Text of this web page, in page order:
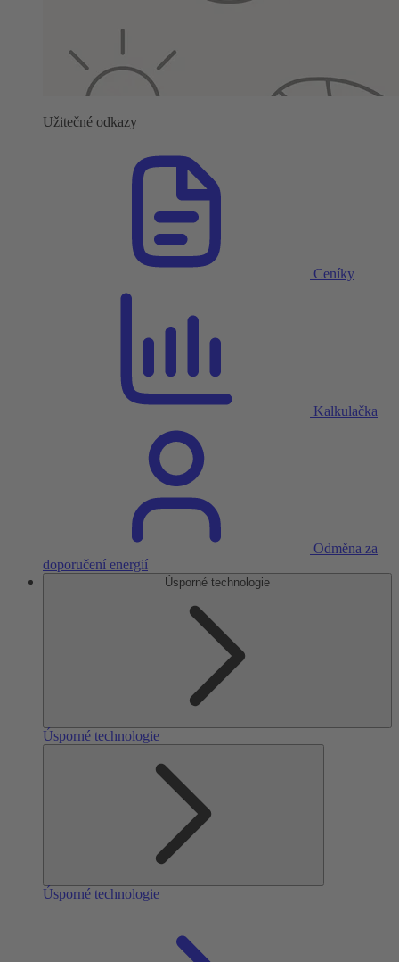
Užitečné odkazy
Ceníky
Kalkulačka
Odměna za
doporučení energií
Úsporné technologie
Úsporné technologie
Úsporné technologie